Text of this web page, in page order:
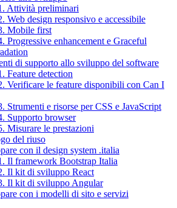
Attività preliminari
Web design responsivo e accessibile
Mobile first
Progressive enhancement e Graceful
di supporto allo sviluppo del software
Feature detection
Verificare le feature disponibili con Can I
Strumenti e risorse per CSS e JavaScript
Supporto browser
Misurare le prestazioni
del riuso
con il design system .italia
Il framework Bootstrap Italia
Il kit di sviluppo React
Il kit di sviluppo Angular
con i modelli di sito e servizi